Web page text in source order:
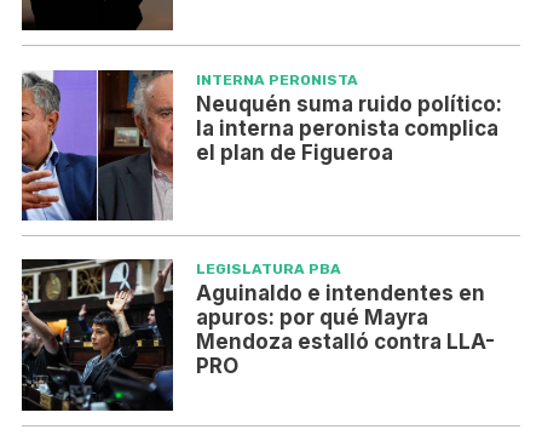
INTERNA PERONISTA
Neuquén suma ruido político:
la interna peronista complica
el plan de Figueroa
LEGISLATURA PBA
Aguinaldo e intendentes en
apuros: por qué Mayra
Mendoza estalló contra LLA-
PRO